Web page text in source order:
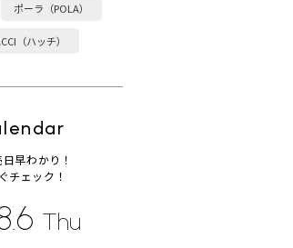
ポーラ（POLA）
（ハッチ）
早わかり！
チェック！
Thu